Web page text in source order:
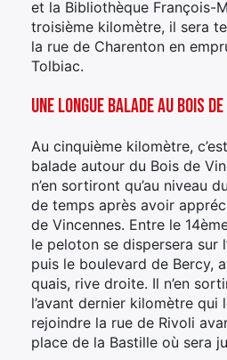
et la Bibliothèque François-
troisième kilomètre, il sera
la rue de Charenton en
Tolbiac.
Une longue balade au bois de
Au cinquième kilomètre,
balade autour du Bois de
n’en sortiront qu’au niveau
de temps après avoir
de Vincennes. Entre le
le peloton se dispersera sur
puis le boulevard de Bercy,
quais, rive droite. Il n’en
l’avant dernier kilomètre qui
rejoindre la rue de Rivoli
place de la Bastille où sera